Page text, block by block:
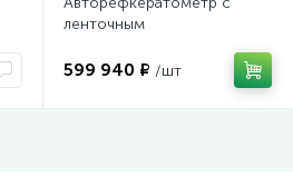
ленточным
функцией нарезания бумаги
в автоматическом режиме
599 940 ₽ /шт